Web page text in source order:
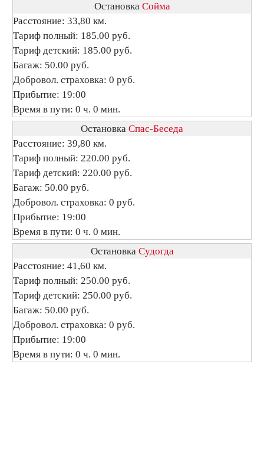
Остановка Сойма
Расстояние: 33,80 км.
Тариф полный: 185.00 руб.
Тариф детский: 185.00 руб.
Багаж: 50.00 руб.
Добровол. страховка: 0 руб.
Прибытие: 19:00
Время в пути: 0 ч. 0 мин.
Остановка Спас-Беседа
Расстояние: 39,80 км.
Тариф полный: 220.00 руб.
Тариф детский: 220.00 руб.
Багаж: 50.00 руб.
Добровол. страховка: 0 руб.
Прибытие: 19:00
Время в пути: 0 ч. 0 мин.
Остановка Судогда
Расстояние: 41,60 км.
Тариф полный: 250.00 руб.
Тариф детский: 250.00 руб.
Багаж: 50.00 руб.
Добровол. страховка: 0 руб.
Прибытие: 19:00
Время в пути: 0 ч. 0 мин.